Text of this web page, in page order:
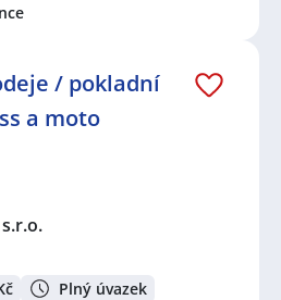
/ pokladní
a moto
Plný úvazek